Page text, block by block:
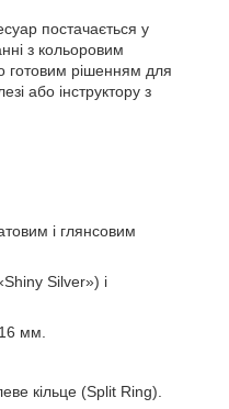
постачається у
з кольоровим
рішенням для
або інструктору з
і глянсовим
Silver») і
мм.
кільце (Split Ring).